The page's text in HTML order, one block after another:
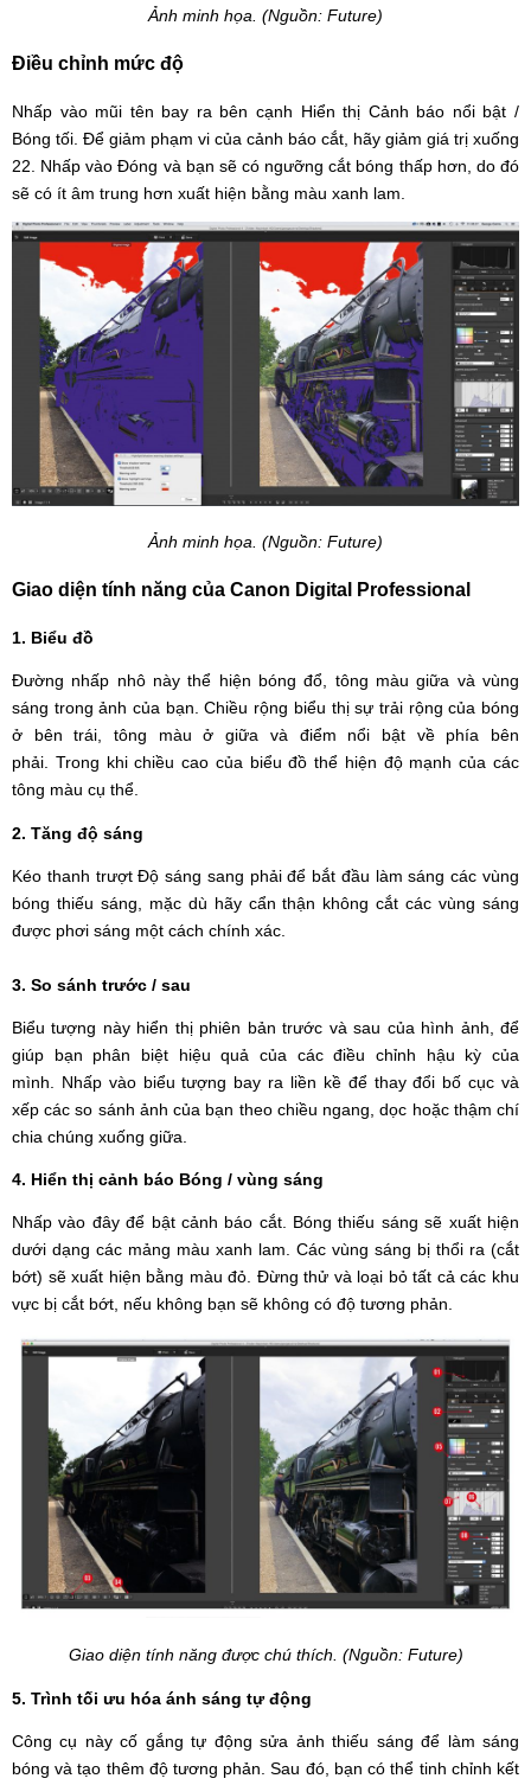
Ảnh minh họa. (Nguồn: Future)
Điều chỉnh mức độ
Nhấp vào mũi tên bay ra bên cạnh Hiển thị Cảnh báo nổi bật /
Bóng tối. Để giảm phạm vi của cảnh báo cắt, hãy giảm giá trị xuống
22. Nhấp vào Đóng và bạn sẽ có ngưỡng cắt bóng thấp hơn, do đó
sẽ có ít âm trung hơn xuất hiện bằng màu xanh lam.
Ảnh minh họa. (Nguồn: Future)
Giao diện tính năng của Canon Digital Professional
1. Biểu đồ
Đường nhấp nhô này thể hiện bóng đổ, tông màu giữa và vùng
sáng trong ảnh của bạn. Chiều rộng biểu thị sự trải rộng của bóng
ở bên trái, tông màu ở giữa và điểm nổi bật về phía bên
phải. Trong khi chiều cao của biểu đồ thể hiện độ mạnh của các
tông màu cụ thể.
2. Tăng độ sáng
Kéo thanh trượt Độ sáng sang phải để bắt đầu làm sáng các vùng
bóng thiếu sáng, mặc dù hãy cẩn thận không cắt các vùng sáng
được phơi sáng một cách chính xác.
3. So sánh trước / sau
Biểu tượng này hiển thị phiên bản trước và sau của hình ảnh, để
giúp bạn phân biệt hiệu quả của các điều chỉnh hậu kỳ của
mình. Nhấp vào biểu tượng bay ra liền kề để thay đổi bố cục và
xếp các so sánh ảnh của bạn theo chiều ngang, dọc hoặc thậm chí
chia chúng xuống giữa.
4. Hiển thị cảnh báo Bóng / vùng sáng
Nhấp vào đây để bật cảnh báo cắt. Bóng thiếu sáng sẽ xuất hiện
dưới dạng các mảng màu xanh lam. Các vùng sáng bị thổi ra (cắt
bớt) sẽ xuất hiện bằng màu đỏ. Đừng thử và loại bỏ tất cả các khu
vực bị cắt bớt, nếu không bạn sẽ không có độ tương phản.
Giao diện tính năng được chú thích. (Nguồn: Future)
5. Trình tối ưu hóa ánh sáng tự động
Công cụ này cố gắng tự động sửa ảnh thiếu sáng để làm sáng
bóng và tạo thêm độ tương phản. Sau đó, bạn có thể tinh chỉnh kết